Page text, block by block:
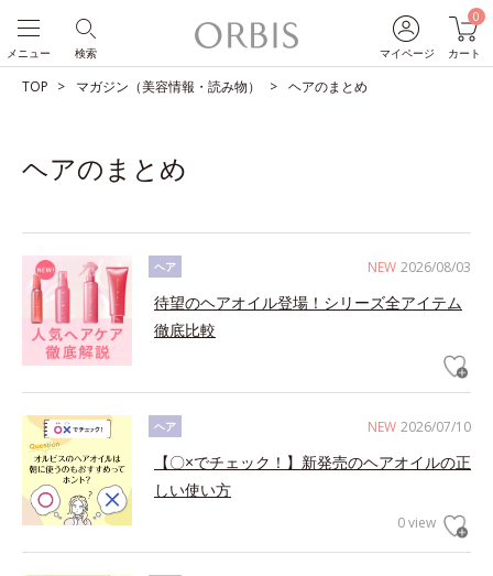
マイページ
0
カート
検索
メニュー
TOP マガジン（美容情報・読み物） ヘアのまとめ
ヘアのまとめ
NEW 2026/08/03
ヘア
待望のヘアオイル登場！シリーズ全アイテム
徹底比較
NEW 2026/07/10
ヘア
【〇×でチェック！】新発売のヘアオイルの正
しい使い方
0 view